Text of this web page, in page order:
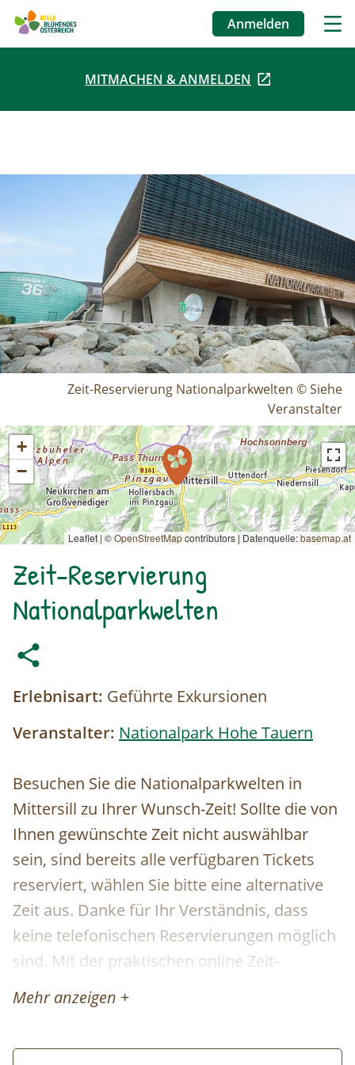
Direkt
Benutzermenü
Anmelden
MITMACHEN & ANMELDEN
Zeit-Reservierung Nationalparkwelten © Siehe
Veranstalter
+
−
Leaflet | ©OpenStreetMapcontributors | Datenquelle:basemap.at
Zeit-Reservierung
Nationalparkwelten
Erlebnisart: Geführte Exkursionen
Veranstalter: Nationalpark Hohe Tauern
Besuchen Sie die Nationalparkwelten in
Mittersill zu Ihrer Wunsch-Zeit! Sollte die von
Ihnen gewünschte Zeit nicht auswählbar
sein, sind bereits alle verfügbaren Tickets
reserviert, wählen Sie bitte eine alternative
Zeit aus. Danke für Ihr Verständnis, dass
keine telefonischen Reservierungen möglich
sind. Mit der praktischen online Zeit-
Reservierung der Nationalparkwelten
profitieren Sie von einem garantierten
Mehr anzeigen +